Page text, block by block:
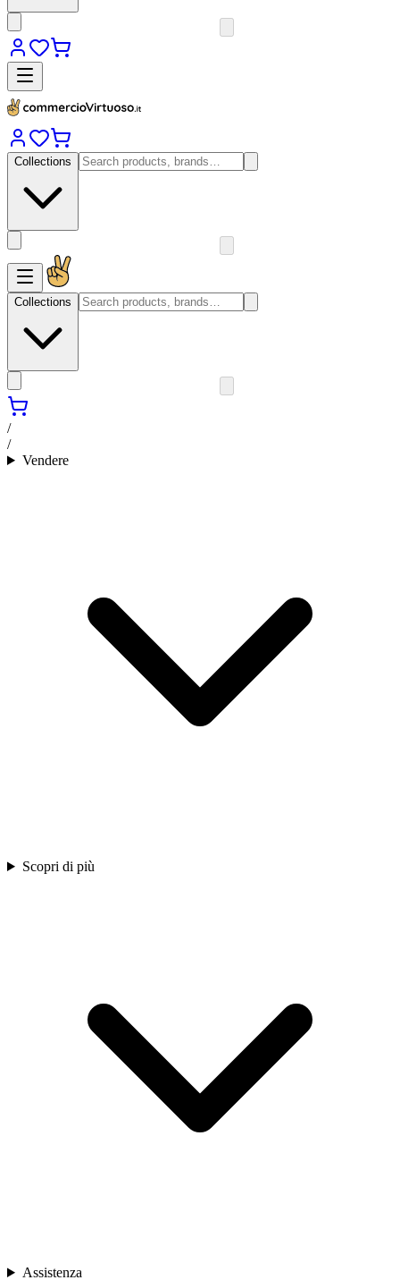
Collections
Collections
/
/
Vendere
Scopri di più
Assistenza